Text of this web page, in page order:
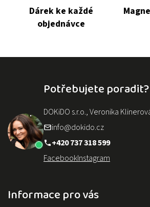
Dárek ke každé
objednávce
Informace pro vás
Potřebujete poradit?
DOKiDO s.r.o., Veronika
info@dokido.cz
+420 737 318 599
FacebookInstagram